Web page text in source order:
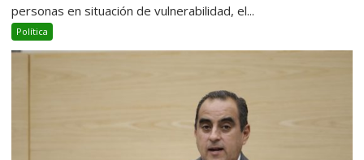
personas en situación de vulnerabilidad, el...
Política